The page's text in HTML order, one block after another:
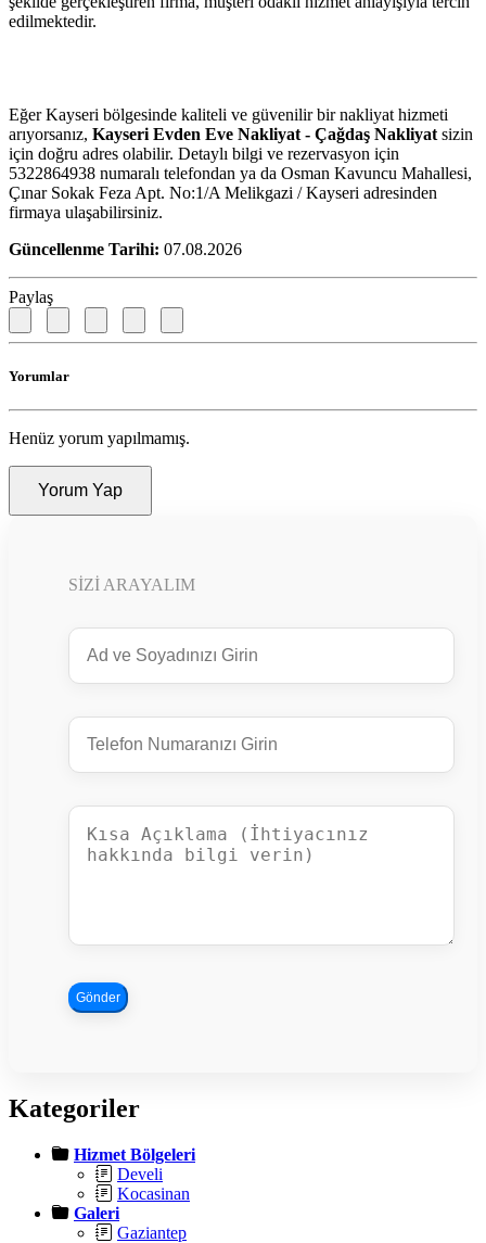
edilmektedir.
Eğer Kayseri bölgesinde kaliteli ve güvenilir bir nakliyat hizmeti
arıyorsanız, Kayseri Evden Eve Nakliyat - Çağdaş Nakliyat sizin
için doğru adres olabilir. Detaylı bilgi ve rezervasyon için
5322864938 numaralı telefondan ya da Osman Kavuncu Mahallesi,
Çınar Sokak Feza Apt. No:1/A Melikgazi / Kayseri adresinden
firmaya ulaşabilirsiniz.
Güncellenme Tarihi: 07.08.2026
Paylaş
Yorumlar
Henüz yorum yapılmamış.
Yorum Yap
SIZI ARAYALIM
Gönder
Kategoriler
Hizmet Bölgeleri
Develi
Kocasinan
Galeri
Gaziantep